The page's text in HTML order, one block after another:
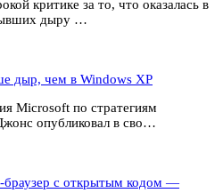
критике за то, что оказалась в
дыру …
дыр, чем в Windows ХР
Microsoft по стратегиям
опубликовал в сво…
браузер с открытым кодом —